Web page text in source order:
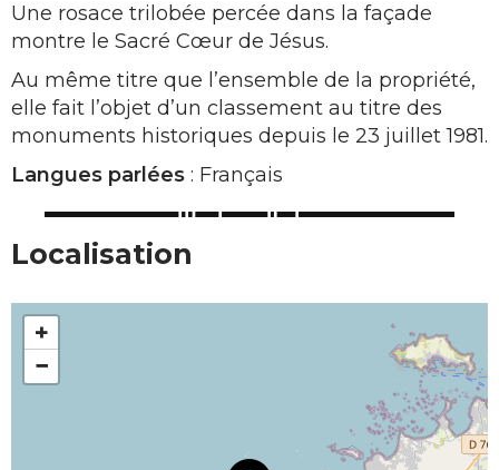
Une rosace trilobée percée dans la façade
montre le Sacré Cœur de Jésus.
Au même titre que l’ensemble de la propriété,
elle fait l’objet d’un classement au titre des
monuments historiques depuis le 23 juillet 1981.
Langues parlées : Français
Localisation
+
−